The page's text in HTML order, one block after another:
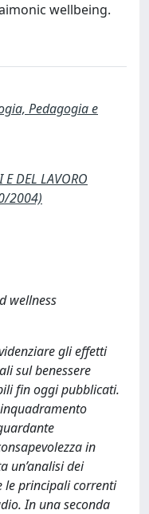
wellbeing.
Pedagogia e
E DEL LAVORO
2004)
wellness
gli effetti
sul benessere
fin oggi pubblicati.
in
un’analisi dei
principali correnti
In una seconda